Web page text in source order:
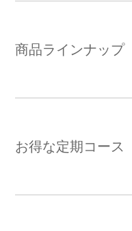
商品ラインナップ
お得な定期コース